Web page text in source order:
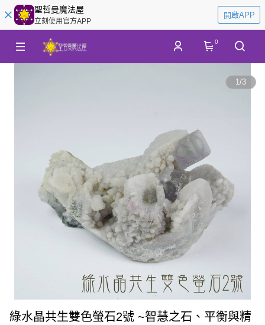
聖哲曼魔法屋
立刻使用官方APP
開啟APP
0
1/3
綠水晶共生雙色螢石2號 ~智慧之石、平衡與精